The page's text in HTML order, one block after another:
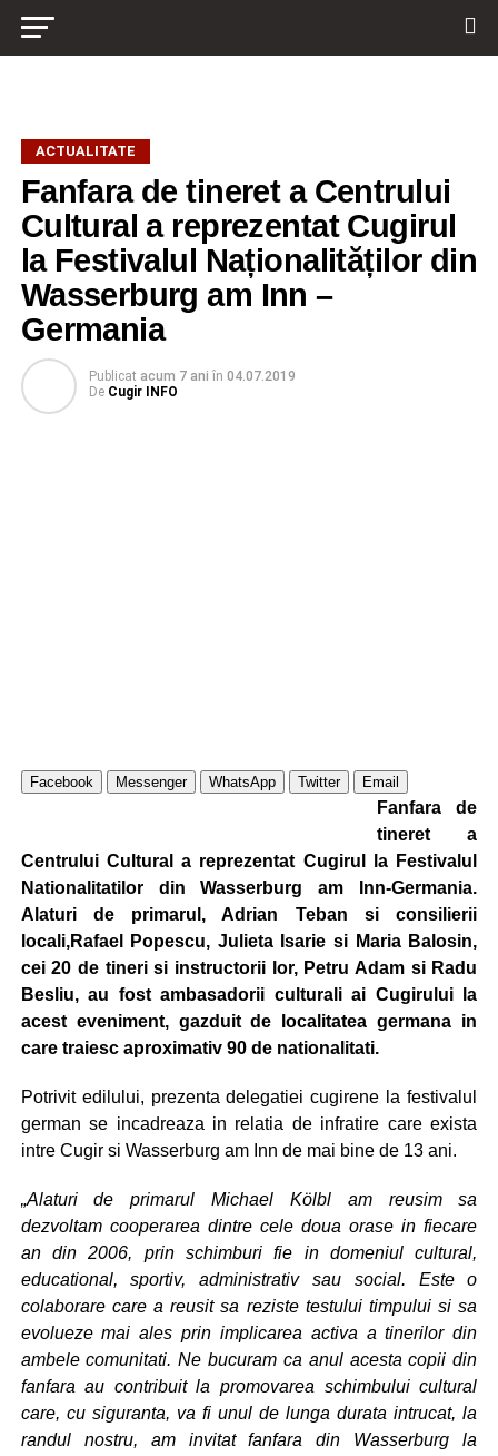
ACTUALITATE
Fanfara de tineret a Centrului
Cultural a reprezentat Cugirul
la Festivalul Naționalităților din
Wasserburg am Inn –
Germania
Publicat acum 7 ani în 04.07.2019
De Cugir INFO
Facebook Messenger WhatsApp Twitter Email
Fanfara de
tineret a
Centrului Cultural a reprezentat Cugirul la Festivalul
Nationalitatilor din Wasserburg am Inn-Germania.
Alaturi de primarul, Adrian Teban si consilierii
locali,Rafael Popescu, Julieta Isarie si Maria Balosin,
cei 20 de tineri si instructorii lor, Petru Adam si Radu
Besliu, au fost ambasadorii culturali ai Cugirului la
acest eveniment, gazduit de localitatea germana in
care traiesc aproximativ 90 de nationalitati.
Potrivit edilului, prezenta delegatiei cugirene la festivalul
german se incadreaza in relatia de infratire care exista
intre Cugir si Wasserburg am Inn de mai bine de 13 ani.
„Alaturi de primarul Michael Kölbl am reusim sa
dezvoltam cooperarea dintre cele doua orase in fiecare
an din 2006, prin schimburi fie in domeniul cultural,
educational, sportiv, administrativ sau social. Este o
colaborare care a reusit sa reziste testului timpului si sa
evolueze mai ales prin implicarea activa a tinerilor din
ambele comunitati. Ne bucuram ca anul acesta copii din
fanfara au contribuit la promovarea schimbului cultural
care, cu siguranta, va fi unul de lunga durata intrucat, la
randul nostru, am invitat fanfara din Wasserburg la